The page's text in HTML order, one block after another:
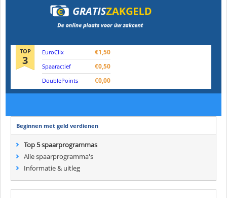
TOP
3
EuroClix €1,50
Spaaractief €0,50
DoublePoints €0,00
Beginnen met geld verdienen
Top 5 spaarprogrammas
Alle spaarprogramma's
Informatie & uitleg